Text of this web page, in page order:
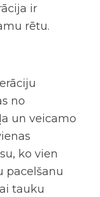
ir
rētu.
no
un veicamo
ko vien
pacelšanu
tauku